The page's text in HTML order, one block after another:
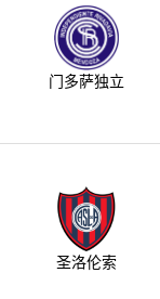
门多萨独立
圣洛伦索